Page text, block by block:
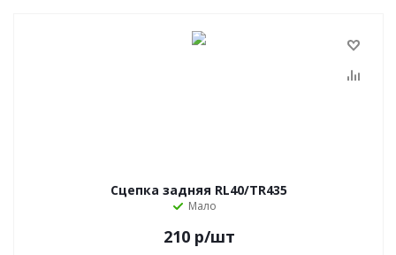
Сцепка задняя RL40/TR435
Мало
210р/шт